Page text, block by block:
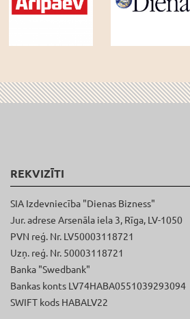
REKVIZĪTI
SIA Izdevniecība "Dienas Bizness"
Jur. adrese Arsenāla iela 3, Rīga, LV-1050
PVN reģ. Nr. LV50003118721
Uzņ. reģ. Nr. 50003118721
Banka "Swedbank"
Bankas konts LV74HABA0551039293094
SWIFT kods HABALV22